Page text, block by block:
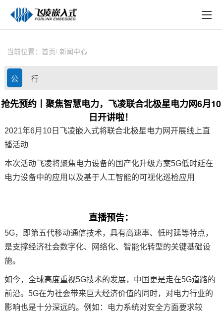
技术与支持
在线文档
方案定制
天猫商城
技术论坛
在线购买
当前位置： 首页 新闻中心
公
司
态
行
业
抢先预约丨聚焦智慧电力，飞凌联合北极星电力网6月10
日开讲啦！
2021年6月10日 飞凌嵌入式将联合北极星 电力 网开展线上直
播活动
本次活动飞凌将聚焦电力设备的国产化升级方案5G低时延在
电力设备中的应用以及基于人工智能的可视化巡检应用
直播预告：
5G，即第五代移动通信技术，具有高速率、低时延等特点，
是支撑经济社会数字化、网络化、智能化转型的关键基础设
施。
如今，全球高度重视5G技术的发展，中国更是走在5G道路的
前沿。5G在为社会带来巨大经济价值的同时，对电力行业的
影响也是十分深远的。例如：
电力系统对安全方面要求较